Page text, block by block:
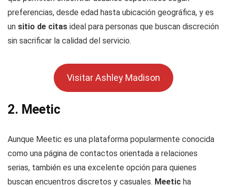
preferencias, desde edad hasta ubicación geográfica, y es
un sitio de citas ideal para personas que buscan discreción
sin sacrificar la calidad del servicio.
Visitar Ashley Madison
2. Meetic
Aunque Meetic es una plataforma popularmente conocida
como una página de contactos orientada a relaciones
serias, también es una excelente opción para quienes
buscan encuentros discretos y casuales. Meetic ha